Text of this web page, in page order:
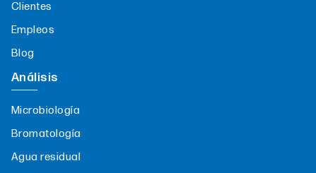
Clientes
Empleos
Blog
Análisis
Microbiología
Bromatología
Agua residual